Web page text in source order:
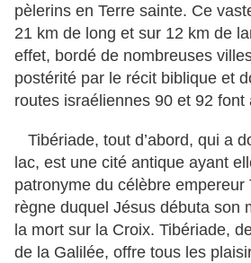
pèlerins en Terre sainte. Ce
21 km de long et sur 12 km de
effet, bordé de nombreuses
postérité par le récit biblique et
routes israéliennes 90 et 92 font
Tibériade, tout d’abord, qui a
lac, est une cité antique ayant
patronyme du célèbre empereur
règne duquel Jésus débuta son
la mort sur la Croix. Tibériade,
de la Galilée, offre tous les